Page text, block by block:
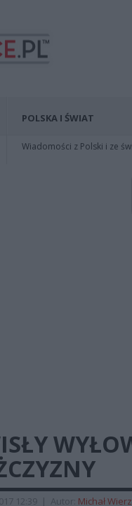
POLSKA I ŚWIAT
Wiadomości z Polski i ze
12:39 | Autor: Michał